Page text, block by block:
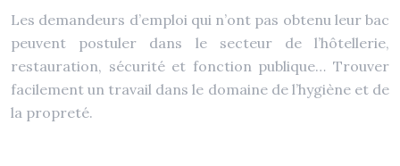
Les demandeurs d’emploi qui n’ont pas obtenu leur bac
peuvent postuler dans le secteur de l’hôtellerie,
restauration, sécurité et fonction publique… Trouver
facilement un travail dans le domaine de l’hygiène et de
la propreté.